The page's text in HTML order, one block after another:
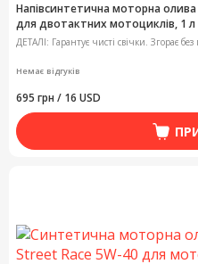
Напівсинтетична моторна
для двотактних мотоциклів, 1 л
ДЕТАЛІ: Гарантує чисті свічки. Згорає
Немає відгуків
695 грн / 16 USD